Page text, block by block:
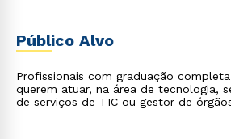
Público Alvo
Profissionais com graduação
querem atuar, na área de tecnologia,
de serviços de TIC ou gestor de